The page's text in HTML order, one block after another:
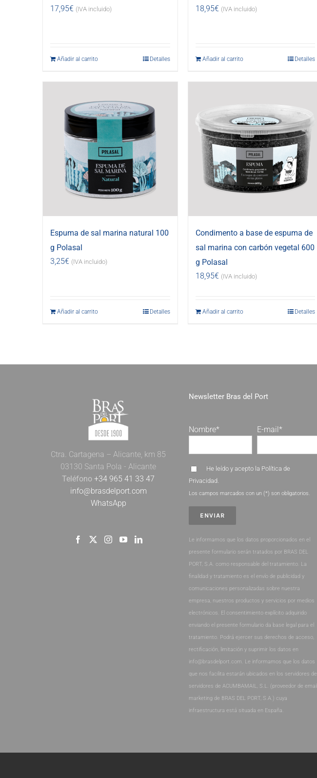
17,95€ (IVA incluido)
Añadir al carrito Detalles
18,95€ (IVA incluido)
Añadir al carrito Detalles
Espuma de sal marina natural 100
g Polasal
3,25€ (IVA incluido)
Añadir al carrito Detalles
Condimento a base de espuma de
sal marina con carbón vegetal 600
g Polasal
18,95€ (IVA incluido)
Añadir al carrito Detalles
Ctra. Cartagena – Alicante, km 85
03130 Santa Pola - Alicante
Teléfono +34 965 41 33 47
info@brasdelport.com
WhatsApp
Newsletter Bras del Port
Nombre* E-mail*
He leído y acepto la Política de
Privacidad.
Los campos marcados con un (*) son obligatorios.
Le informamos que los datos proporcionados en el
presente formulario serán tratados por BRAS DEL
PORT, S.A. como responsable del tratamiento. La
finalidad y tratamiento es el envío de publicidad y
comunicaciones personalizadas sobre nuestra
empresa, nuestros productos y servicios por medios
electrónicos. El consentimiento explícito adquirido
enviando el presente formulario da base legal para el
tratamiento. Podrá ejercer sus derechos de acceso,
rectificación, limitación y suprimir los datos en
info@brasdelport.com. Le informamos que los datos
que nos facilita estarán ubicados en los servidores de
servidores de ACUMBAMAIL, S.L. (proveedor de email
marketing de BRAS DEL PORT, S.A.) cuya
infraestructura está situada en España.